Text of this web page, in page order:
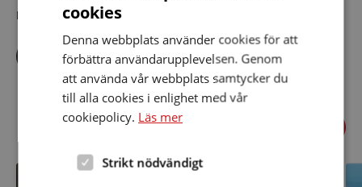
Dela artikeln i sociala medier
via
Dela
via
Dela
via
linkedin
Relaterade nyheter
Välkommen
Är
cookies
Denna webbplats använder cookies för att
förbättra användarupplevelsen. Genom
att använda vår webbplats samtycker du
till alla cookies i enlighet med vår
cookiepolicy. Läs mer
Strikt nödvändigt